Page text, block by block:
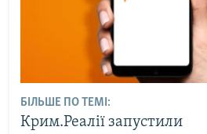
БІЛЬШЕ ПО ТЕМІ:
Крим.Реалії запустили